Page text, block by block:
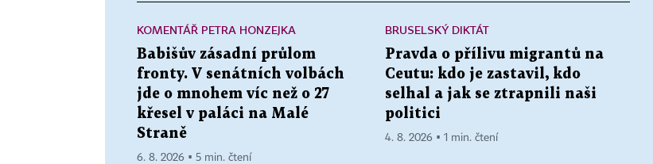
KOMENTÁŘ PETRA HONZEJKA
Babišův zásadní průlom
fronty. V senátních volbách
jde o mnohem víc než o 27
křesel v paláci na Malé
Straně
6. 8. 2026 ▪ 5 min. čtení
BRUSELSKÝ DIKTÁT
Pravda o přílivu migrantů na
Ceutu: kdo je zastavil, kdo
selhal a jak se ztrapnili naši
politici
4. 8. 2026 ▪ 1 min. čtení